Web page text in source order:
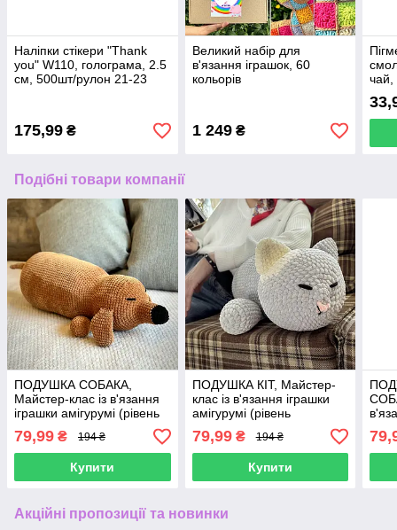
Наліпки стікери "Thank
you" W110, голограма, 2.5
см, 500шт/рулон 21-23
175,99 ₴
Великий набір для
в'язання іграшок, 60
кольорів
1 249₴
Подібні товари компанії
ПОДУШКА СОБАКА,
Майстер-клас із в'язання
іграшки амігурумі (рівень
79,99 ₴ 194 ₴
Купити
ПОДУШКА КІТ, Майстер-
клас із в'язання іграшки
амігурумі (рівень
79,99₴ 194 ₴
Купити
Акційні пропозиції та новинки